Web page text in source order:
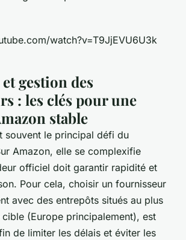
watch?v=T9JjEVU6U3k
gestion des
: les clés pour une
stable
souvent le principal défi du
Amazon, elle se complexifie
officiel doit garantir rapidité et
Pour cela, choisir un fournisseur
avec des entrepôts situés au plus
(Europe principalement), est
de limiter les délais et éviter les